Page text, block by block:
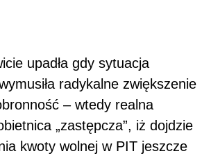
upadła gdy sytuacja
radykalne zwiększenie
– wtedy realna
„zastępcza”, iż dojdzie
kwoty wolnej w PIT jeszcze